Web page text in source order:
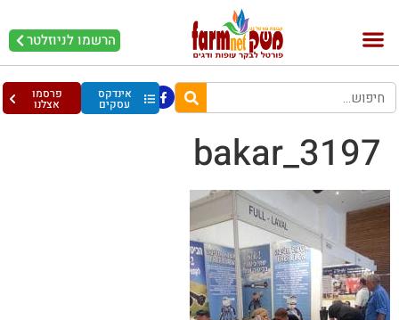
הרשמו לניוזלטר
אינדקס
עסקים
פרסמו
אצלנו
bakar_3197